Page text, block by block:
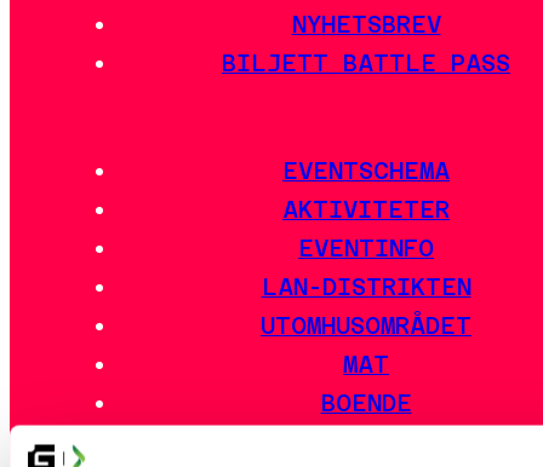
NYHETSBREV
BILJETT BATTLE PASS
EVENTSCHEMA
AKTIVITETER
EVENTINFO
LAN-DISTRIKTEN
UTOMHUSOMRÅDET
MAT
BOENDE